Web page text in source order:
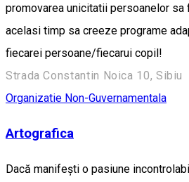
promovarea unicitatii persoanelor sa
acelasi timp sa creeze programe
fiecarei persoane/fiecarui copil!
Strada Constantin Noica 10, Sibiu
Organizatie Non-Guvernamentala
Artografica
Dacă manifești o pasiune